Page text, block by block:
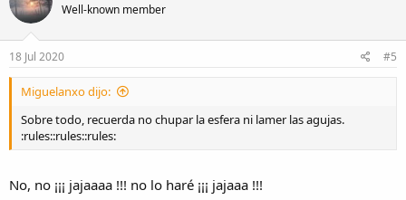
Well-known member
18 Jul 2020 #5
Miguelanxo dijo:
Sobre todo, recuerda no chupar la esfera ni lamer las agujas.
:rules::rules::rules:
No, no ¡¡¡ jajaaaa !!! no lo haré ¡¡¡ jajaaa !!!